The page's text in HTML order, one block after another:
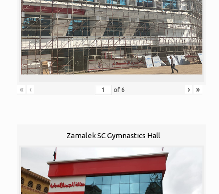
« ‹ of 6 › »
Zamalek SC Gymnastics Hall